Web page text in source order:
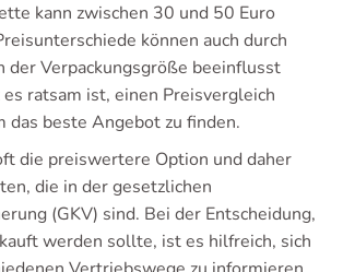
kann zwischen 30 und 50 Euro
können auch durch
der Verpackungsgröße beeinflusst
ratsam ist, einen Preisvergleich
das beste Angebot zu finden.
die preiswertere Option und daher
die in der gesetzlichen
(GKV) sind. Bei der Entscheidung,
werden sollte, ist es hilfreich, sich